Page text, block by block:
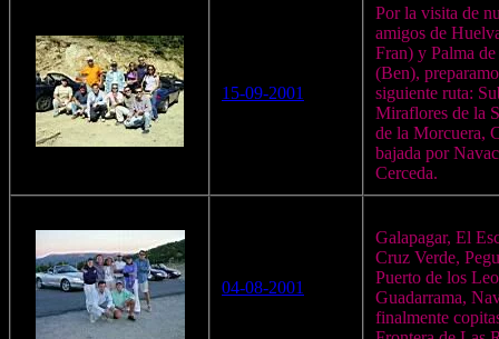
15-09-2001
Por la visita de
amigos de
Fran) y Palma
(Ben),
siguiente ruta:
Miraflores de la
de la Morcuera,
bajada por
Cerceda.
04-08-2001
Galapagar, El
Cruz Verde,
Puerto de los
Guadarrama,
finalmente